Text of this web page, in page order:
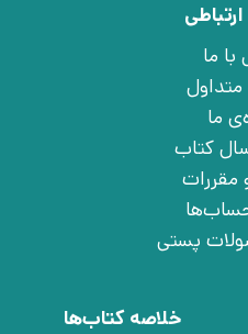
ما
ما
کتاب
مقررات
پستی
خلاصه کتاب‌ها